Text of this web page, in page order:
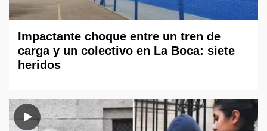
Impactante choque entre un tren de
carga y un colectivo en La Boca: siete
heridos